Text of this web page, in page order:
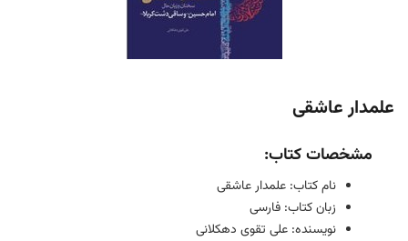
علمدار عاشقی
مشخصات کتاب:
نام کتاب: علمدار عاشقی
زبان کتاب: فارسی
نویسنده: علی تقوی دهکلانی